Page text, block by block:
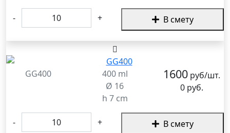
- + В смету
GG400
400 ml
Ø 16
h 7 cm
1600руб/шт.
0 руб.
- + В смету